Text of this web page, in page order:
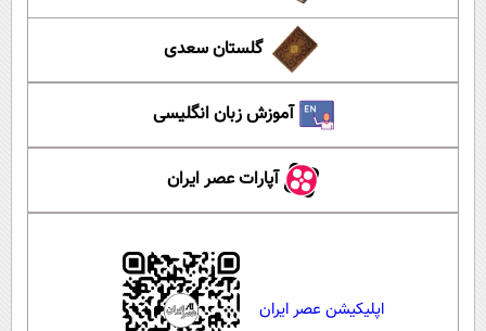
گلستان سعدی
آموزش زبان انگلیسی
آپارات عصر ایران
اپلیکیشن عصر ایران